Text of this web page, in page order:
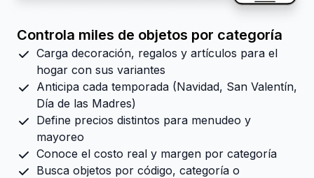
Controla miles de objetos por categoría
Carga decoración, regalos y artículos para el
hogar con sus variantes
Anticipa cada temporada (Navidad, San Valentín,
Día de las Madres)
Define precios distintos para menudeo y
mayoreo
Conoce el costo real y margen por categoría
Busca objetos por código, categoría o